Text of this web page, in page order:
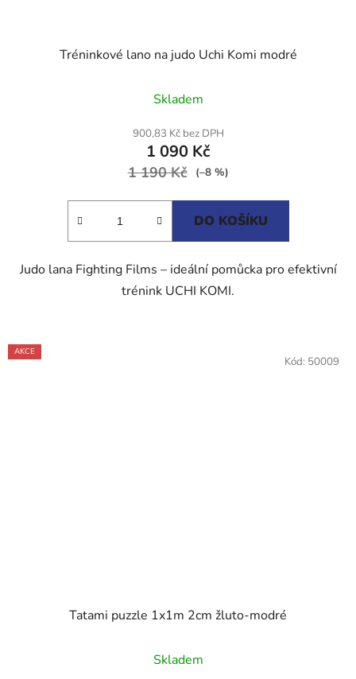
Tréninkové lano na judo Uchi Komi modré
Skladem
900,83 Kč bez DPH
1 090 Kč
1 190 Kč (–8 %)
DO KOŠÍKU
Judo lana Fighting Films – ideální pomůcka pro efektivní
trénink UCHI KOMI.
AKCE
Tatami puzzle 1x1m 2cm žluto-modré
hodnocení
Skladem
Kód: 50009